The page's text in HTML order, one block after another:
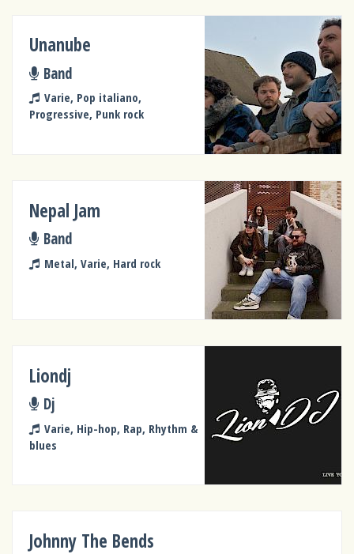
Unanube
Band
Varie, Pop italiano,
Progressive, Punk rock
Nepal Jam
Band
Metal, Varie, Hard rock
Liondj
Dj
Varie, Hip-hop, Rap, Rhythm &
blues
Johnny The Bends